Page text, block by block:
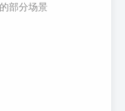
部分场景